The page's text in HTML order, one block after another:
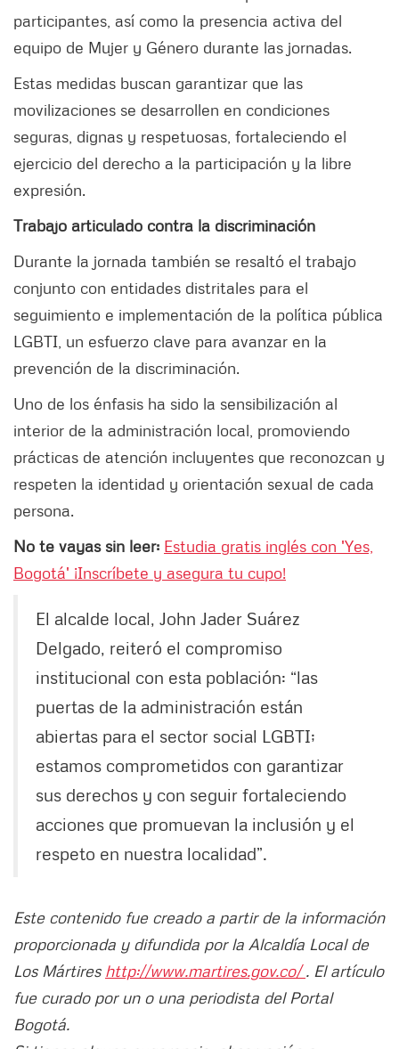
participantes, así como la presencia activa del
equipo de Mujer y Género durante las jornadas.
Estas medidas buscan garantizar que las
movilizaciones se desarrollen en condiciones
seguras, dignas y respetuosas, fortaleciendo el
ejercicio del derecho a la participación y la libre
expresión.
Trabajo articulado contra la discriminación
Durante la jornada también se resaltó el trabajo
conjunto con entidades distritales para el
seguimiento e implementación de la política pública
LGBTI, un esfuerzo clave para avanzar en la
prevención de la discriminación.
Uno de los énfasis ha sido la sensibilización al
interior de la administración local, promoviendo
prácticas de atención incluyentes que reconozcan y
respeten la identidad y orientación sexual de cada
persona.
No te vayas sin leer: Estudia gratis inglés con 'Yes,
Bogotá' ¡Inscríbete y asegura tu cupo!
El alcalde local, John Jader Suárez
Delgado, reiteró el compromiso
institucional con esta población: “las
puertas de la administración están
abiertas para el sector social LGBTI;
estamos comprometidos con garantizar
sus derechos y con seguir fortaleciendo
acciones que promuevan la inclusión y el
respeto en nuestra localidad”.
Este contenido fue creado a partir de la información
proporcionada y difundida por la Alcaldía Local de
Los Mártires http://www.martires.gov.co/. El artículo
fue curado por un o una periodista del Portal
Bogotá.